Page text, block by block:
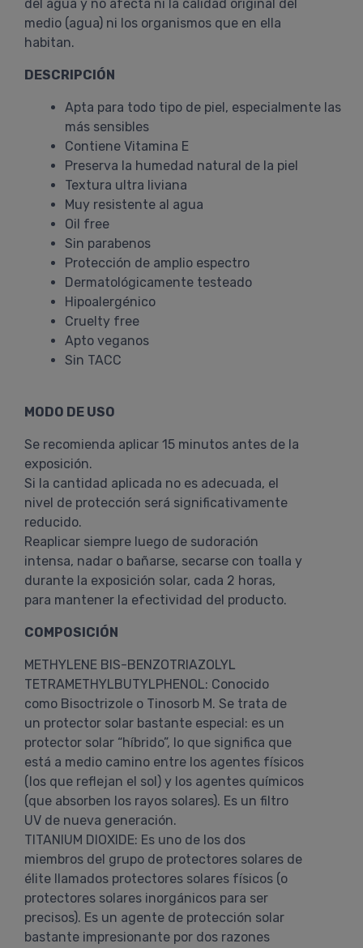
del agua y no afecta ni la calidad original del
medio (agua) ni los organismos que en ella
habitan.
DESCRIPCIÓN
Apta para todo tipo de piel, especialmente las
más sensibles
Contiene Vitamina E
Preserva la humedad natural de la piel
Textura ultra liviana
Muy resistente al agua
Oil free
Sin parabenos
Protección de amplio espectro
Dermatológicamente testeado
Hipoalergénico
Cruelty free
Apto veganos
Sin TACC
MODO DE USO
Se recomienda aplicar 15 minutos antes de la
exposición.
Si la cantidad aplicada no es adecuada, el
nivel de protección será significativamente
reducido.
Reaplicar siempre luego de sudoración
intensa, nadar o bañarse, secarse con toalla y
durante la exposición solar, cada 2 horas,
para mantener la efectividad del producto.
COMPOSICIÓN
METHYLENE BIS-BENZOTRIAZOLYL
TETRAMETHYLBUTYLPHENOL: Conocido
como Bisoctrizole o Tinosorb M. Se trata de
un protector solar bastante especial: es un
protector solar “híbrido”, lo que significa que
está a medio camino entre los agentes físicos
(los que reflejan el sol) y los agentes químicos
(que absorben los rayos solares). Es un filtro
UV de nueva generación.
TITANIUM DIOXIDE: Es uno de los dos
miembros del grupo de protectores solares de
élite llamados protectores solares físicos (o
protectores solares inorgánicos para ser
precisos). Es un agente de protección solar
bastante impresionante por dos razones